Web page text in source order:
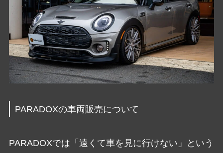
PARADOXの車両販売について
PARADOXでは「遠くて車を見に行けない」という